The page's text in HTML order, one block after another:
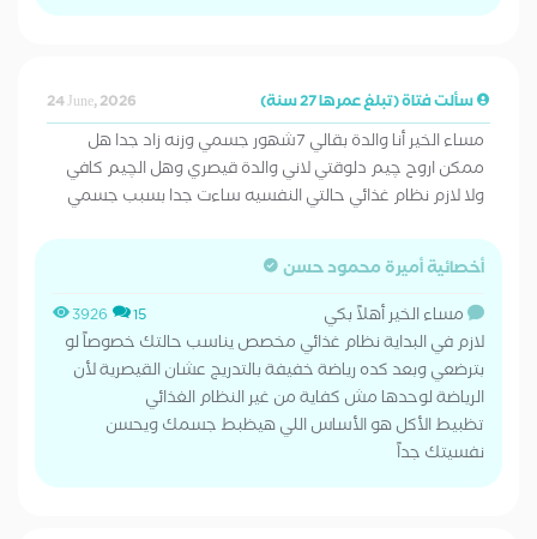
سألت فتاة (تبلغ عمرها 27 سنة) 24 June, 2026
مساء الخير أنا والدة بقالي 7شهور جسمي وزنه زاد جدا هل
ممكن اروح چيم دلوقتي لاني والدة قيصري وهل الچيم كافي
ولا لازم نظام غذائي حالتي النفسيه ساءت جدا بسبب جسمي
أخصائية أميرة محمود حسن
3926 15
مساء الخير أهلاً بكي
​لازم في البداية نظام غذائي مخصص يناسب حالتك خصوصاً لو
بترضعي وبعد كده رياضة خفيفة بالتدريج عشان القيصرية لأن
الرياضة لوحدها مش كفاية من غير النظام الغذائي
​تظبيط الأكل هو الأساس اللي هيظبط جسمك ويحسن
نفسيتك جداً